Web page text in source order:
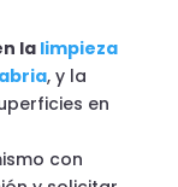
la limpieza
, y la
en
con